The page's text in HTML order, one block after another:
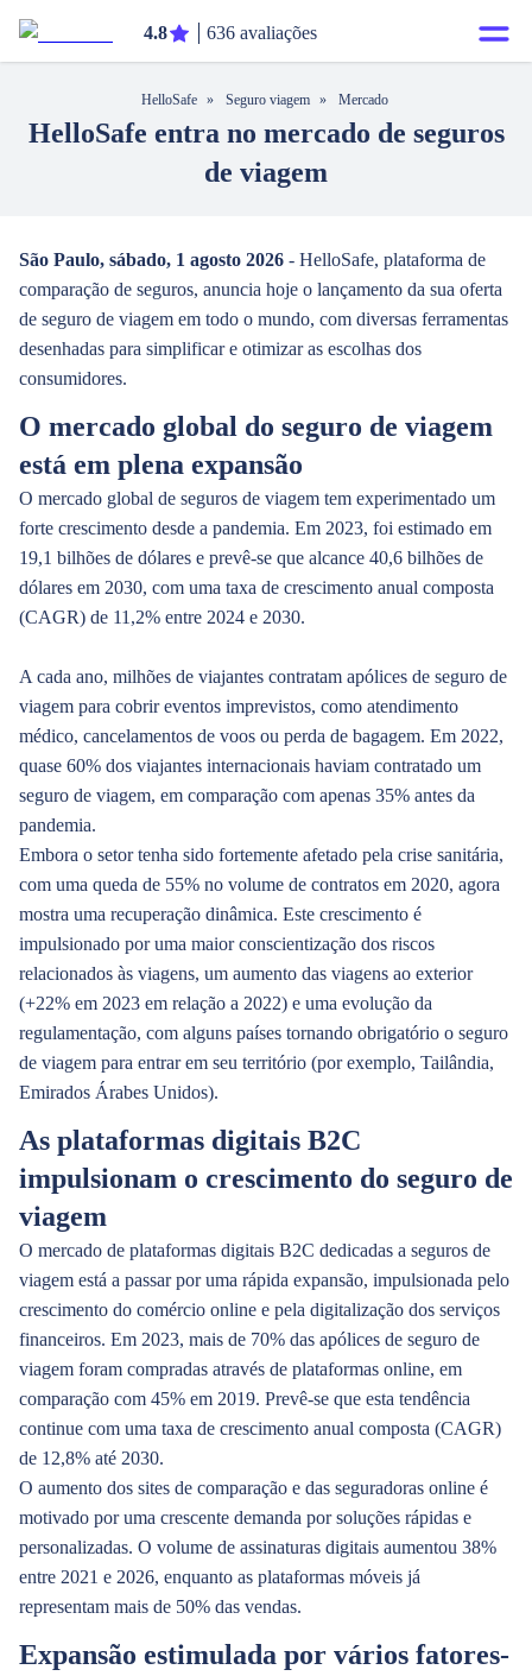
4.8 636 avaliações
HelloSafe » Seguro viagem » Mercado
HelloSafe entra no mercado de seguros
de viagem
São Paulo, sábado, 1 agosto 2026 - HelloSafe, plataforma de
comparação de seguros, anuncia hoje o lançamento da sua oferta
de seguro de viagem em todo o mundo, com diversas ferramentas
desenhadas para simplificar e otimizar as escolhas dos
consumidores.
O mercado global do seguro de viagem
está em plena expansão
O mercado global de seguros de viagem tem experimentado um
forte crescimento desde a pandemia. Em 2023, foi estimado em
19,1 bilhões de dólares e prevê-se que alcance 40,6 bilhões de
dólares em 2030, com uma taxa de crescimento anual composta
(CAGR) de 11,2% entre 2024 e 2030.
A cada ano, milhões de viajantes contratam apólices de seguro de
viagem para cobrir eventos imprevistos, como atendimento
médico, cancelamentos de voos ou perda de bagagem. Em 2022,
quase 60% dos viajantes internacionais haviam contratado um
seguro de viagem, em comparação com apenas 35% antes da
pandemia.
Embora o setor tenha sido fortemente afetado pela crise sanitária,
com uma queda de 55% no volume de contratos em 2020, agora
mostra uma recuperação dinâmica. Este crescimento é
impulsionado por uma maior conscientização dos riscos
relacionados às viagens, um aumento das viagens ao exterior
(+22% em 2023 em relação a 2022) e uma evolução da
regulamentação, com alguns países tornando obrigatório o seguro
de viagem para entrar em seu território (por exemplo, Tailândia,
Emirados Árabes Unidos).
As plataformas digitais B2C
impulsionam o crescimento do seguro de
viagem
O mercado de plataformas digitais B2C dedicadas a seguros de
viagem está a passar por uma rápida expansão, impulsionada pelo
crescimento do comércio online e pela digitalização dos serviços
financeiros. Em 2023, mais de 70% das apólices de seguro de
viagem foram compradas através de plataformas online, em
comparação com 45% em 2019. Prevê-se que esta tendência
continue com uma taxa de crescimento anual composta (CAGR)
de 12,8% até 2030.
O aumento dos sites de comparação e das seguradoras online é
motivado por uma crescente demanda por soluções rápidas e
personalizadas. O volume de assinaturas digitais aumentou 38%
entre 2021 e 2026, enquanto as plataformas móveis já
representam mais de 50% das vendas.
Expansão estimulada por vários fatores-